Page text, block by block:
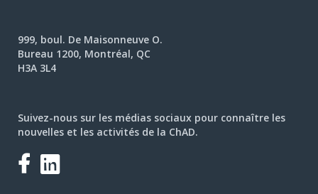
999, boul. De Maisonneuve O.
Bureau 1200, Montréal, QC
H3A 3L4
Suivez-nous sur les médias sociaux pour connaître les
nouvelles et les activités de la ChAD.
Facebook
LinkedIn